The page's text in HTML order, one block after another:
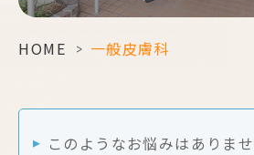
HOME > 一般皮膚科
このようなお悩みはありま